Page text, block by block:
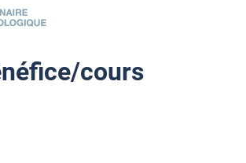
cours